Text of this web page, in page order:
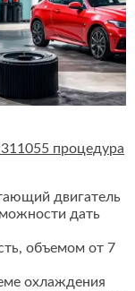
процедура
двигатель
дать
объемом от 7
охлаждения